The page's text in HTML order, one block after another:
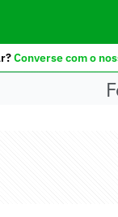
Converse com o